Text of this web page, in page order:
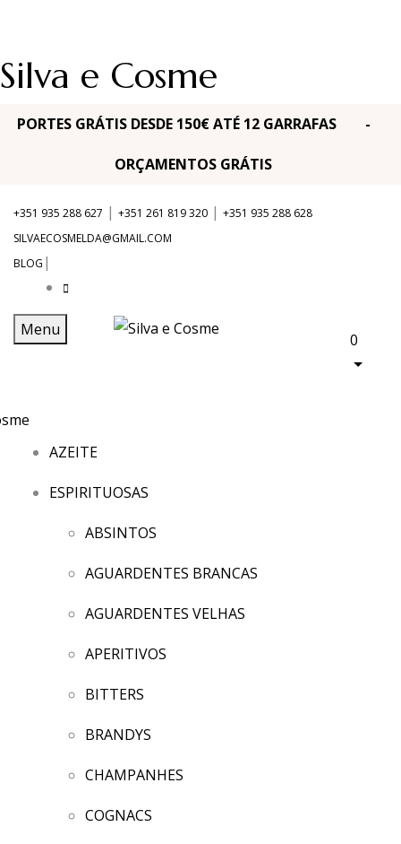
Silva e Cosme
PORTES GRÁTIS DESDE 150€ ATÉ 12 GARRAFAS -
ORÇAMENTOS GRÁTIS
+351 935 288 627 | +351 261 819 320 | +351 935 288 628
SILVAECOSMELDA@GMAIL.COM
BLOG |
Menu
0
AZEITE
ESPIRITUOSAS
ABSINTOS
AGUARDENTES BRANCAS
AGUARDENTES VELHAS
APERITIVOS
BITTERS
BRANDYS
CHAMPANHES
COGNACS